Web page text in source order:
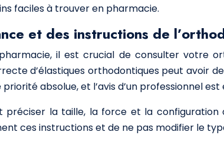
faciles à trouver en pharmacie.
et des instructions de
il est crucial de consulter votre
d’élastiques orthodontiques peut
absolue, et l’avis d’un professionnel est
préciser la taille, la force et la
ces instructions et de ne pas modifier le